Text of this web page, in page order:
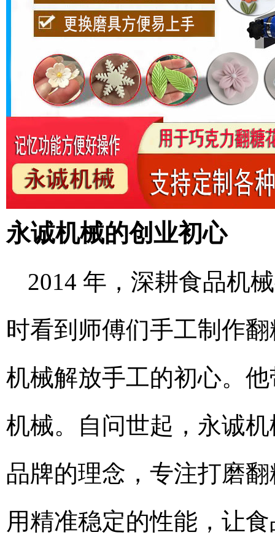
永诚机械的创业初心
2014 年，深耕食品机
时看到师傅们手工制作
机械解放手工的初心。
机械。自问世起，永诚
品牌的理念，专注打磨
用精准稳定的性能，让